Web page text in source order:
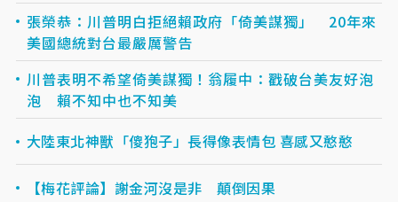
張榮恭：川普明白拒絕賴政府「倚美謀獨」 20年來
美國總統對台最嚴厲警告
川普表明不希望倚美謀獨！翁履中：戳破台美友好泡
泡 賴不知中也不知美
大陸東北神獸「傻狍子」長得像表情包 喜感又憨憨
【梅花評論】謝金河沒是非 顛倒因果